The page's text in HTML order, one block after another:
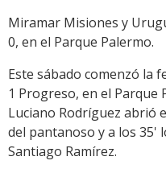
Miramar Misiones y
0, en el Parque Palermo.
Este sábado comenzó la
1 Progreso, en el Parque
Luciano Rodríguez abrió
del pantanoso y a los 35'
Santiago Ramírez.